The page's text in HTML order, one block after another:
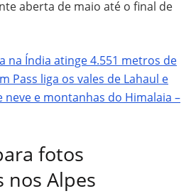
aberta de maio até o final de
na Índia atinge 4.551 metros de
Pass liga os vales de Lahaul e
e montanhas do Himalaia –
fotos
nos Alpes